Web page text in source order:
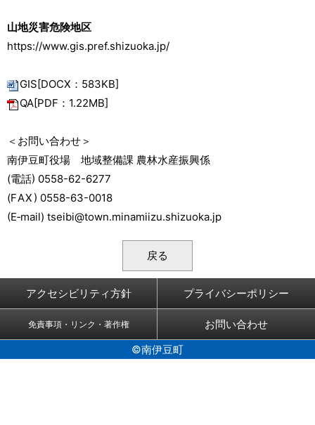
山地災害危険地区
https://www.gis.pref.shizuoka.jp/
GIS[DOCX：583KB]
QA[PDF：1.22MB]
＜お問い合わせ＞
南伊豆町役場 地域整備課 農林水産振興係
(電話) 0558-62-6277
(FAX ) 0558-63-0018
(E‐mail) tseibi@town.minamiizu.shizuoka.jp
戻る
アクセシビリティ方針 プライバシーポリシー
免責事項・リンク・著作権
お問い合わせ
©南伊豆町